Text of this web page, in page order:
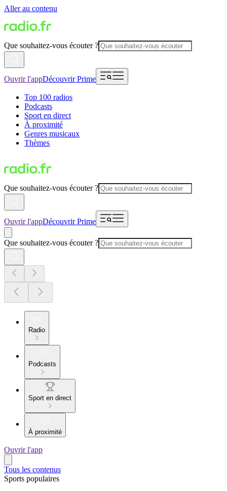
Aller au contenu
Que souhaitez-vous écouter ?
Ouvrir l'appDécouvrir Prime
Top 100 radios
Podcasts
Sport en direct
À proximité
Genres musicaux
Thèmes
Que souhaitez-vous écouter ?
Ouvrir l'appDécouvrir Prime
Que souhaitez-vous écouter ?
Radio
Podcasts
Sport en direct
À proximité
Ouvrir l'app
Tous les contenus
Sports populaires